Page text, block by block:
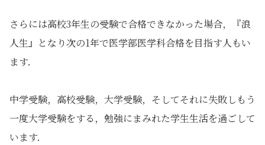
さらには高校3年生の受験で合格できなかった場合，『浪
人生』となり次の1年で医学部医学科合格を目指す人もい
ます．
中学受験，高校受験，大学受験，そしてそれに失敗しもう
一度大学受験をする，勉強にまみれた学生生活を過ごして
います．